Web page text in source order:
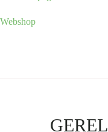
Webshop